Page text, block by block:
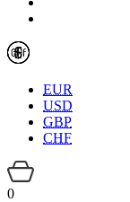
EUR
USD
GBP
CHF
0